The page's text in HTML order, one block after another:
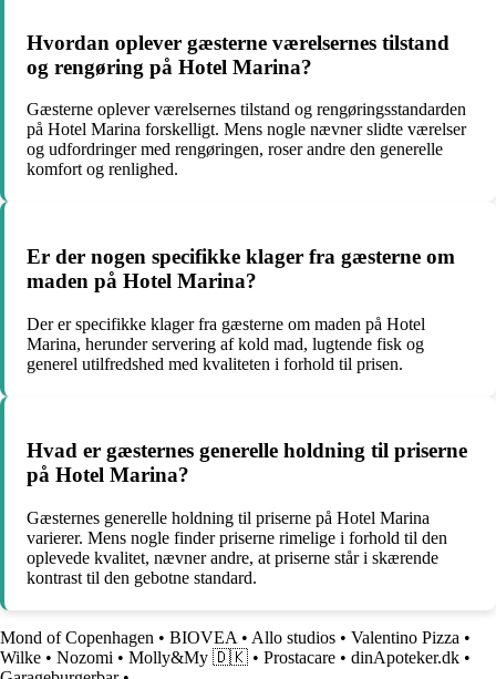
Hvordan oplever gæsterne værelsernes tilstand
og rengøring på Hotel Marina?
Gæsterne oplever værelsernes tilstand og rengøringsstandarden
på Hotel Marina forskelligt. Mens nogle nævner slidte værelser
og udfordringer med rengøringen, roser andre den generelle
komfort og renlighed.
Er der nogen specifikke klager fra gæsterne om
maden på Hotel Marina?
Der er specifikke klager fra gæsterne om maden på Hotel
Marina, herunder servering af kold mad, lugtende fisk og
generel utilfredshed med kvaliteten i forhold til prisen.
Hvad er gæsternes generelle holdning til priserne
på Hotel Marina?
Gæsternes generelle holdning til priserne på Hotel Marina
varierer. Mens nogle finder priserne rimelige i forhold til den
oplevede kvalitet, nævner andre, at priserne står i skærende
kontrast til den gebotne standard.
Mond of Copenhagen • BIOVEA • Allo studios • Valentino Pizza •
Wilke • Nozomi • Molly&My 🇩🇰 • Prostacare • dinApoteker.dk •